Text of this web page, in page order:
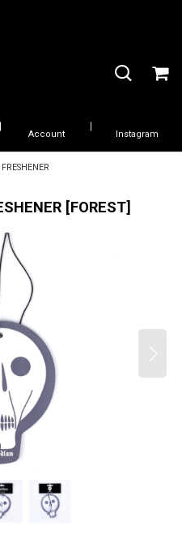
Account Instagram
[FOREST]